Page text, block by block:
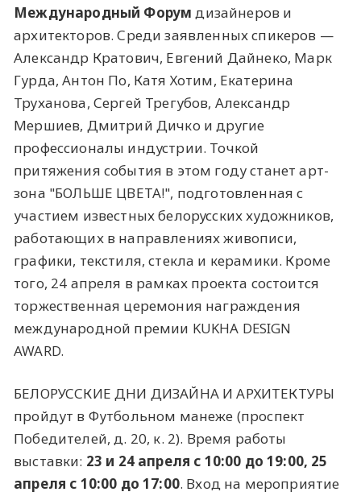
Международный Форумдизайнеров и
архитекторов. Среди заявленных спикеров —
Александр Кратович, Евгений Дайнеко, Марк
Гурда, Антон По, Катя Хотим, Екатерина
Труханова, Сергей Трегубов, Александр
Мершиев, Дмитрий Дичко и другие
профессионалы индустрии. Точкой
притяжения события в этом году станет арт-
зона "БОЛЬШЕ ЦВЕТА!", подготовленная с
участием известных белорусских художников,
работающих в направлениях живописи,
графики, текстиля, стекла и керамики. Кроме
того, 24 апреля в рамках проекта состоится
торжественная церемония награждения
международной премии KUKHA DESIGN
AWARD.
БЕЛОРУССКИЕ ДНИ ДИЗАЙНА И АРХИТЕКТУРЫ
пройдут в Футбольном манеже (проспект
Победителей, д. 20, к. 2). Время работы
выставки: 23 и 24 апреля с 10:00 до 19:00, 25
апреля с 10:00 до 17:00. Вход на мероприятие